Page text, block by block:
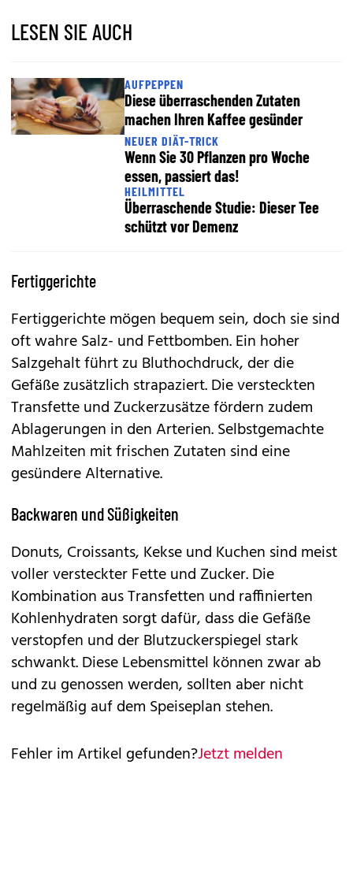
LESEN SIE AUCH
AUFPEPPEN
Diese überraschenden Zutaten
machen Ihren Kaffee gesünder
NEUER DIÄT-TRICK
Wenn Sie 30 Pflanzen pro Woche
essen, passiert das!
HEILMITTEL
Überraschende Studie: Dieser Tee
schützt vor Demenz
Fertiggerichte
Fertiggerichte mögen bequem sein, doch sie sind
oft wahre Salz- und Fettbomben. Ein hoher
Salzgehalt führt zu Bluthochdruck, der die
Gefäße zusätzlich strapaziert. Die versteckten
Transfette und Zuckerzusätze fördern zudem
Ablagerungen in den Arterien. Selbstgemachte
Mahlzeiten mit frischen Zutaten sind eine
gesündere Alternative.
Backwaren und Süßigkeiten
Donuts, Croissants, Kekse und Kuchen sind meist
voller versteckter Fette und Zucker. Die
Kombination aus Transfetten und raffinierten
Kohlenhydraten sorgt dafür, dass die Gefäße
verstopfen und der Blutzuckerspiegel stark
schwankt. Diese Lebensmittel können zwar ab
und zu genossen werden, sollten aber nicht
regelmäßig auf dem Speiseplan stehen.
Fehler im Artikel gefunden?Jetzt melden